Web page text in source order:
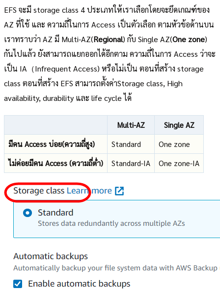
EFS จะมี storage class 4 ประเภทให้เราเลือกโดยจะยึดเกณฑ์ของ
AZ ที่ใช้ และ ความถี่ในการ Access เป็นตัวเลือก ตามหัวข้อด้านบน
เราทราบว่า AZ มี Multi-AZ(Regional) กับ Single AZ(One zone)
กันไปแล้ว ยังสามารถแยกออกได้อีกตาม ความถี่ในการ Access ว่าจะ
เป็น IA（Infrequent Access) หรือไม่เป็น ตอนที่สร้าง storage
class ตอนที่สร้าง EFS สามารถตั้งค่าStorage class, High
availability, durability และ life cycle ได้
Multi-AZ
Single AZ
มีคน Access บ่อย(ความถี่สูง)
Standard
One zone
ไม่ค่อยมีคน Access (ความถี่ต่ำ)
Standard-IA One zone-IA